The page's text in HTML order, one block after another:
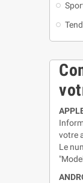
votre
Le